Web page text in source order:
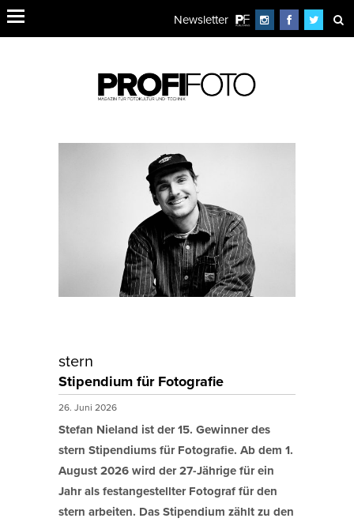
Newsletter
stern
Stipendium für Fotografie
26. Juni 2026
Stefan Nieland ist der 15. Gewinner des
stern Stipendiums für Fotografie. Ab dem 1.
August 2026 wird der 27-Jährige für ein
Jahr als festangestellter Fotograf für den
stern arbeiten. Das Stipendium zählt zu den